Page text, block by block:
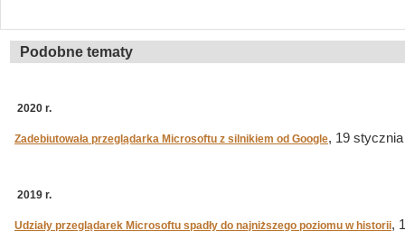
Podobne tematy
2020 r.
Zadebiutowała przeglądarka Microsoftu z silnikiem od Google, 19 stycznia
2019 r.
Udziały przeglądarek Microsoftu spadły do najniższego poziomu w historii,